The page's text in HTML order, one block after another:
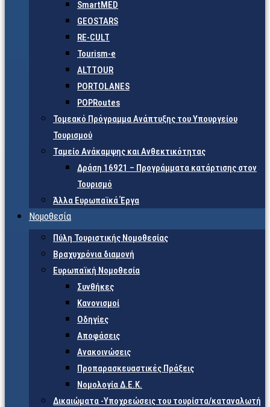
SmartMED
GEOSTARS
RE-CULT
Tourism-e
ALTTOUR
PORTOLANES
POPRoutes
Τομεακό Πρόγραμμα Ανάπτυξης του Υπουργείου
Τουρισμού
Ταμείο Ανάκαμψης και Ανθεκτικότητας
Δράση 16921 – Προγράμματα κατάρτισης στον
Τουρισμό
Άλλα Ευρωπαϊκά Έργα
Νομοθεσία
Πύλη Τουριστικής Νομοθεσίας
Βραχυχρόνια διαμονή
Ευρωπαϊκή Νομοθεσία
Συνθήκες
Κανονισμοί
Οδηγίες
Αποφάσεις
Ανακοινώσεις
Προπαρασκευαστικές Πράξεις
Νομολογία Δ.Ε.Κ.
Δικαιώματα -Υποχρεώσεις του τουρίστα/καταναλωτή